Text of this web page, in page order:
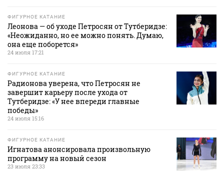
ФИГУРНОЕ КАТАНИЕ
Леонова — об уходе Петросян от Тутберидзе:
«Неожиданно, но ее можно понять. Думаю,
она еще поборется»
24 июля 17:21
ФИГУРНОЕ КАТАНИЕ
Радионова уверена, что Петросян не
завершит карьеру после ухода от
Тутберидзе: «У нее впереди главные
победы»
24 июля 15:16
ФИГУРНОЕ КАТАНИЕ
Игнатова анонсировала произвольную
программу на новый сезон
23 июля 23:33